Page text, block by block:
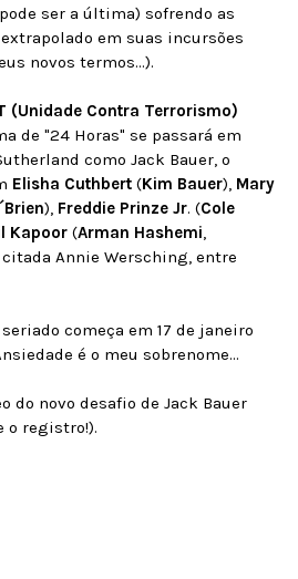
ser a última) sofrendo as
em suas incursões
novos termos...).
(Unidade Contra Terrorismo)
de "24 Horas" se passará em
como Jack Bauer, o
Elisha Cuthbert (Kim Bauer), Mary
), Freddie Prinze Jr. (Cole
Kapoor (Arman Hashemi,
Annie Wersching, entre
começa em 17 de janeiro
é o meu sobrenome...
do novo desafio de Jack Bauer
o registro!).